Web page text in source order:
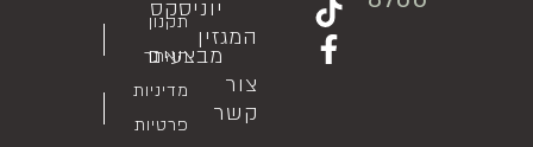
המגזין
צור
קשר
יוניסקס
מבצעים
תקנון
האתר
מדיניות
פרטיות